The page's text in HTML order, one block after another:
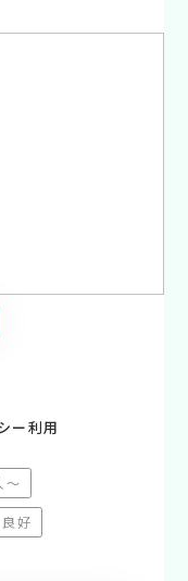
ー利用
～
（非推奨）
好
（非対応）